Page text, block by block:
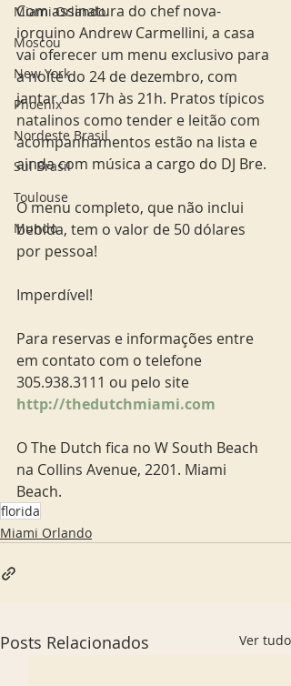
Miami Orlando
Moscou
New York
Phoenix
Nordeste Brasil
Sul Brasil
Toulouse
Mundo
Com assinatura do chef nova-
iorquino Andrew Carmellini, a casa
vai oferecer um menu exclusivo para
a noite do 24 de dezembro, com
jantar das 17h às 21h. Pratos típicos
natalinos como tender e leitão com
acompanhamentos estão na lista e
ainda com música a cargo do DJ Bre.
O menu completo, que não inclui
bebida, tem o valor de 50 dólares
por pessoa!
Imperdível!
Para reservas e informações entre
em contato com o telefone
305.938.3111 ou pelo site
http://thedutchmiami.com
O The Dutch fica no W South Beach
na Collins Avenue, 2201. Miami
Beach.
florida
Miami Orlando
Posts Relacionados Ver tudo